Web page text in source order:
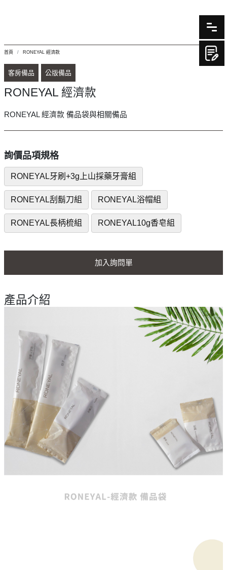
首頁 RONEYAL 經濟款
客房備品 公版備品
RONEYAL 經濟款
RONEYAL 經濟款 備品袋與相關備品
詢價品項規格
RONEYAL牙刷+3g上山採藥牙膏組
RONEYAL刮鬍刀組 RONEYAL浴帽組
RONEYAL長柄梳組 RONEYAL10g香皂組
加入詢問單
產品介紹